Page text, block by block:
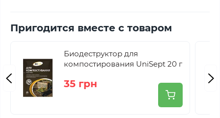
Пригодится вместе с товаром
Биодеструктор для
компостирования UniSept 20 г
35 грн